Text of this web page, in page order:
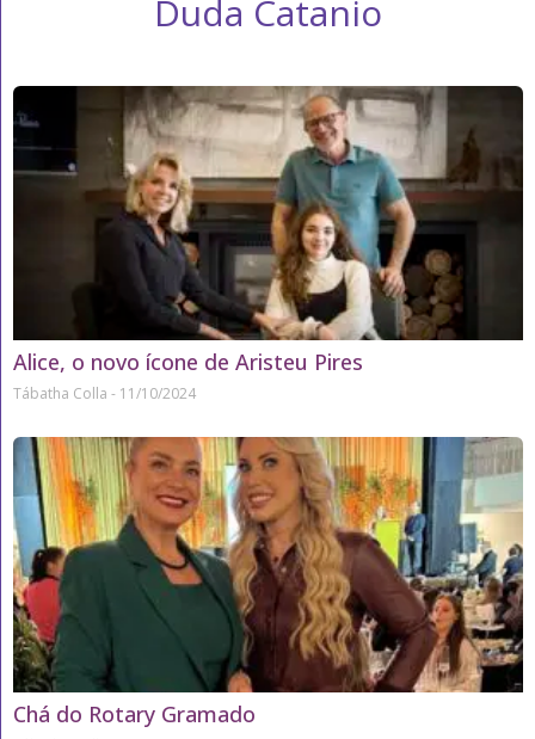
Duda Catanio
Alice, o novo ícone de Aristeu Pires
Tábatha Colla 11/10/2024
Chá do Rotary Gramado